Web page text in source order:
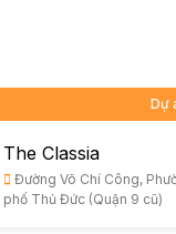
Dự
The Classia
Đường Võ Chí Công,
phố Thủ Đức (Quận 9 cũ)